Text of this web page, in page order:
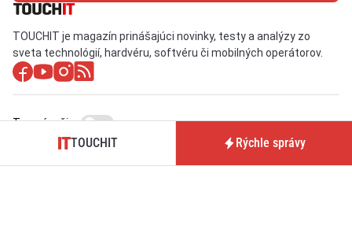
TOUCHIT je magazín prinášajúci novinky, testy a analýzy zo
sveta technológií, hardvéru, softvéru či mobilných operátorov.
Tmavý režim
TOUCHIT Rýchle správy